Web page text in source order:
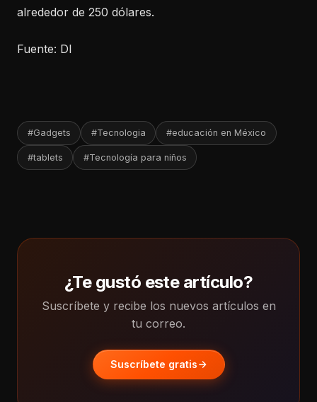
alrededor de 250 dólares.
Fuente: DI
#Gadgets #Tecnologia #educación en México
#tablets #Tecnología para niños
¿Te gustó este artículo?
Suscríbete y recibe los nuevos artículos en
tu correo.
Suscríbete gratis